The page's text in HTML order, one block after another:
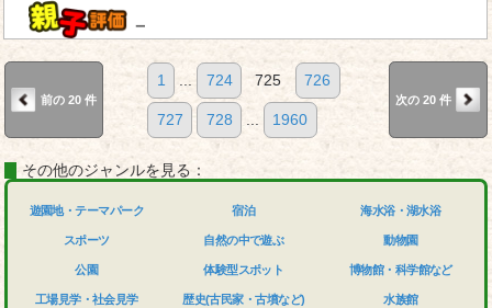
－
前の 20 件
1 ... 724 725 726
727 728 ... 1960
次の 20 件
その他のジャンルを見る：
遊園地・テーマパーク
スポーツ
公園
工場見学・社会見学
宿泊
自然の中で遊ぶ
体験型スポット
歴史(古民家・古墳など)
海水浴・湖水浴
動物園
博物館・科学館など
水族館